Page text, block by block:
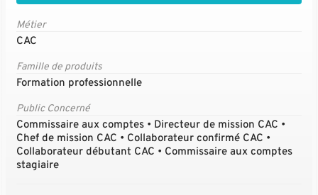
Métier
CAC
Famille de produits
Formation professionnelle
Public Concerné
Commissaire aux comptes • Directeur de mission CAC •
Chef de mission CAC • Collaborateur confirmé CAC •
Collaborateur débutant CAC • Commissaire aux comptes
stagiaire